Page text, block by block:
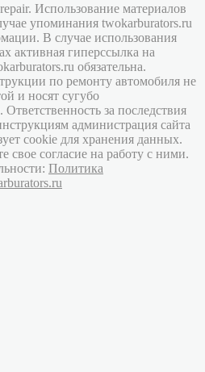
Использование материалов
упоминания twokarburators.ru
В случае использования
активная гиперссылка на
обязательна.
по ремонту автомобиля не
и носят сугубо
за последствия
администрация сайта
cookie для хранения данных.
свое согласие на работу с ними.
Политика